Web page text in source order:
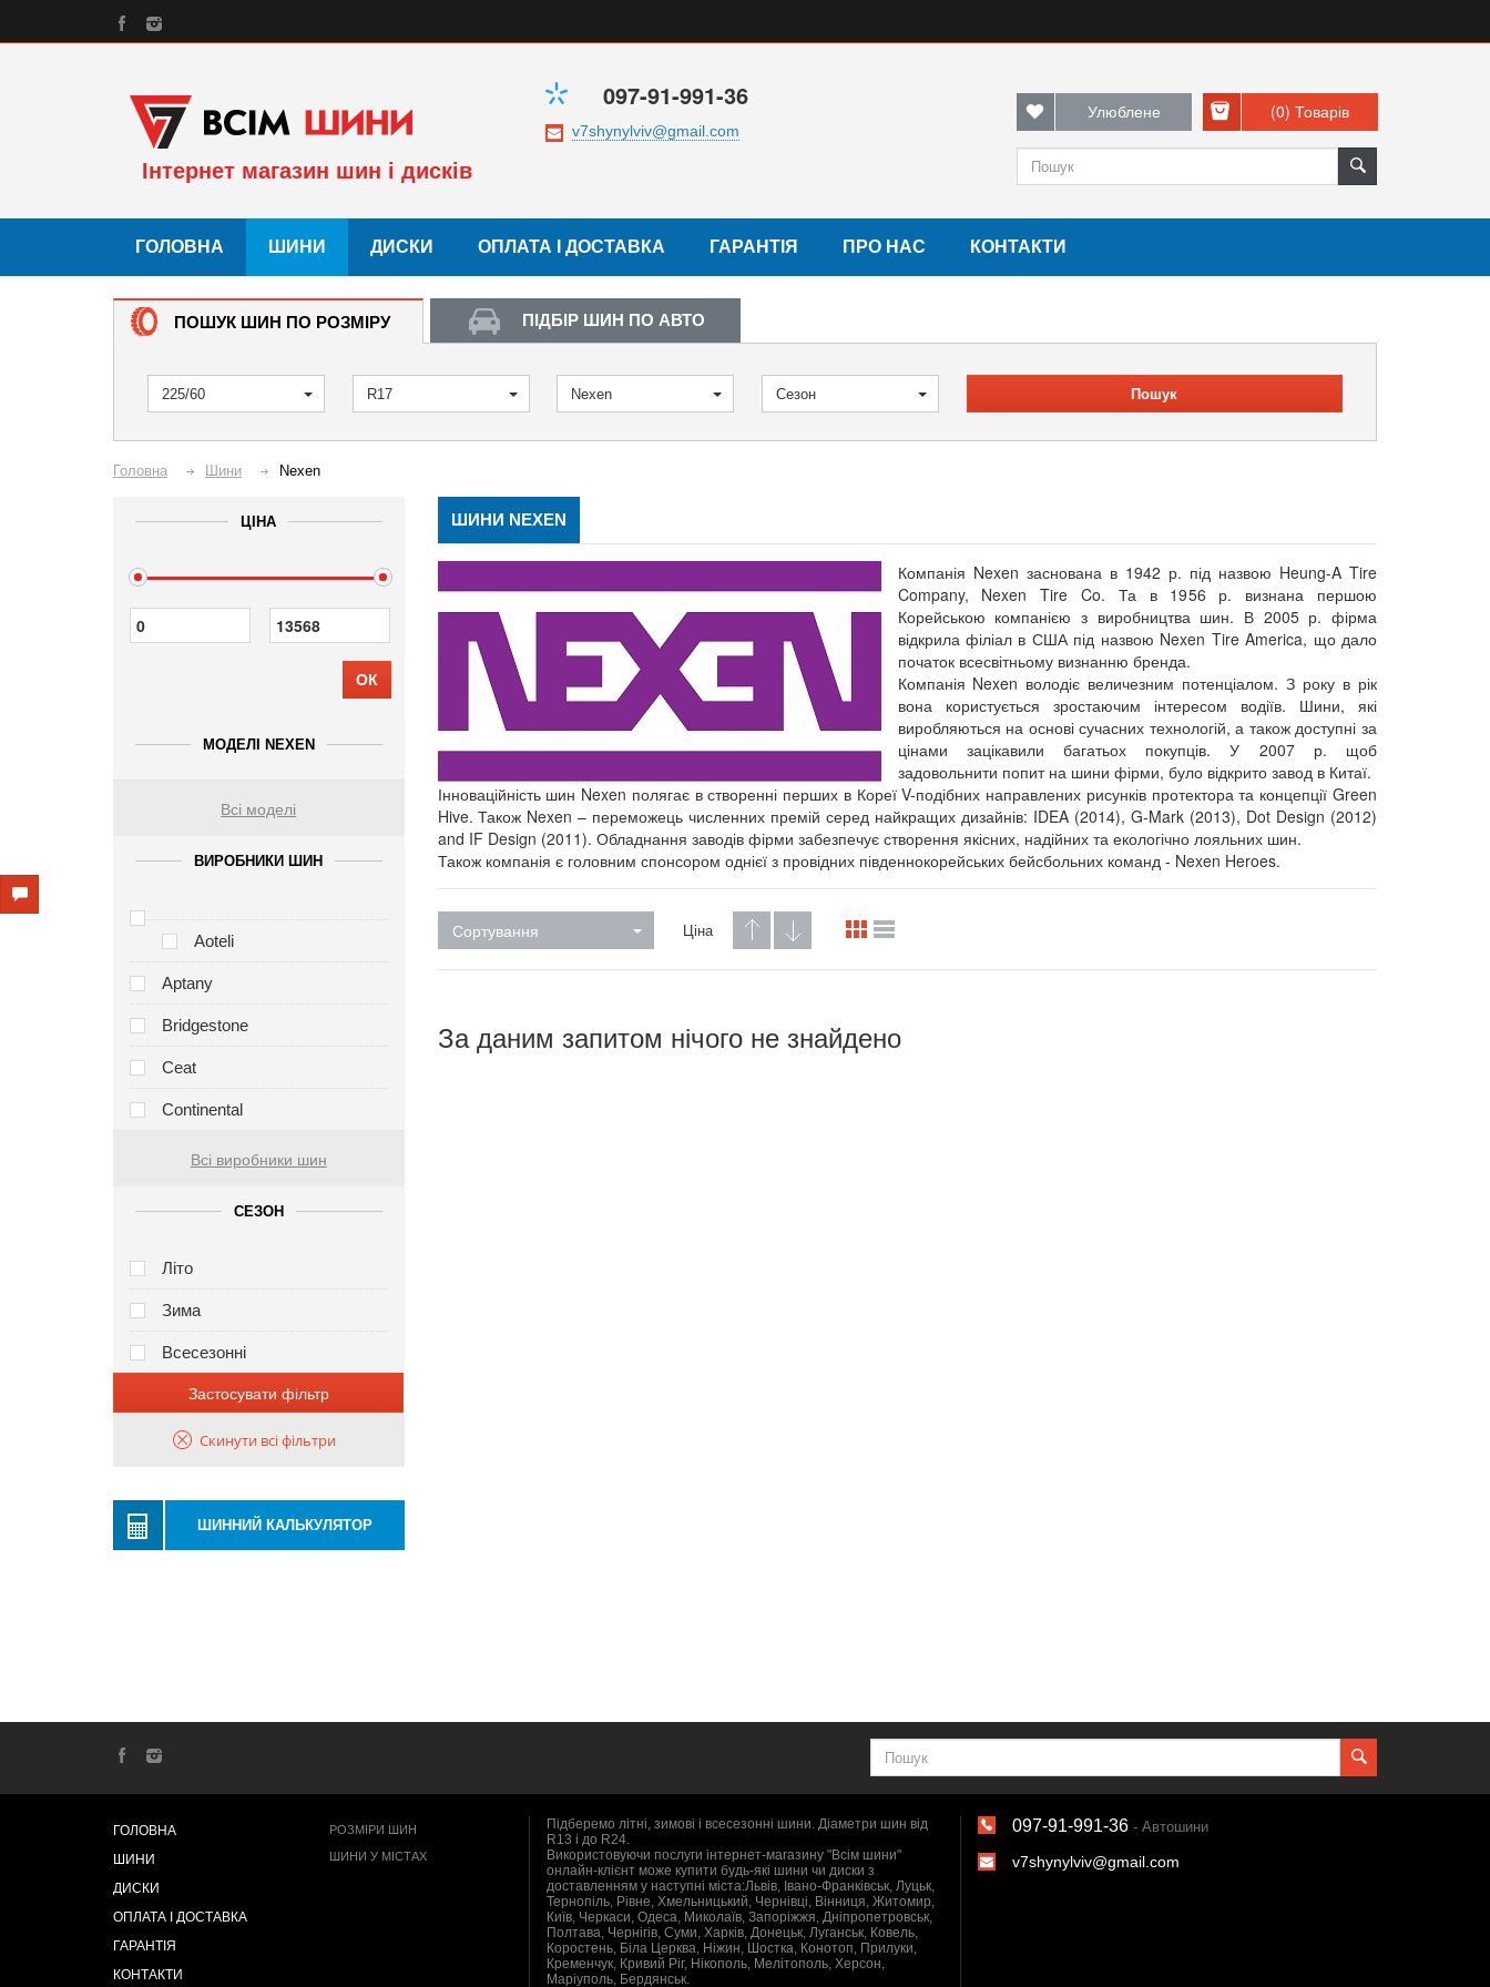
Інтернет магазин шин і дисків
097-91-991-36 Улюблене (0) Товарів
ГОЛОВНА ШИНИ ДИСКИ ОПЛАТА І ДОСТАВКА ГАРАНТІЯ ПРО НАС КОНТАКТИ
ПОШУК ШИН ПО РОЗМІРУ ПІДБІР ШИН ПО АВТО
225/60 R17 Nexen Сезон Пошук
Головна Шини Nexen
ЦІНА
ОК
МОДЕЛІ NEXEN
Всі моделі
ВИРОБНИКИ ШИН
Aoteli
Aptany
Bridgestone
Ceat
Continental
Всі виробники шин
СЕЗОН
Літо
Зима
Всесезонні
Застосувати фільтр
Скинути всі фільтри
ШИННИЙ КАЛЬКУЛЯТОР
ШИНИ NEXEN
Компанія Nexen заснована в 1942 р. під назвою Heung-A Tire
Company, Nexen Tire Co. Та в 1956 р. визнана першою
Корейською компанією з виробництва шин. В 2005 р. фірма
відкрила філіал в США під назвою Nexen Tire America, що дало
початок всесвітньому визнанню бренда.
Компанія Nexen володіє величезним потенціалом. З року в рік
вона користується зростаючим інтересом водіїв. Шини, які
виробляються на основі сучасних технологій, а також доступні за
цінами зацікавили багатьох покупців. У 2007 р. щоб
задовольнити попит на шини фірми, було відкрито завод в Китаї.
Інноваційність шин Nexen полягає в створенні перших в Кореї V-подібних направлених рисунків протектора та концепції Green
Hive. Також Nexen – переможець численних премій серед найкращих дизайнів: IDEA (2014), G-Mark (2013), Dot Design (2012)
and IF Design (2011). Обладнання заводів фірми забезпечує створення якісних, надійних та екологічно лояльних шин.
Також компанія є головним спонсором однієї з провідних південнокорейських бейсбольних команд - Nexen Heroes.
Сортування Ціна
За даним запитом нічого не знайдено
ГОЛОВНА
ШИНИ
ДИСКИ
ОПЛАТА І ДОСТАВКА
ГАРАНТІЯ
КОНТАКТИ
РОЗМІРИ ШИН
ШИНИ У МІСТАХ
Підберемо літні, зимові і всесезонні шини. Діаметри шин від
R13 і до R24.
Використовуючи послуги інтернет-магазину "Всім шини"
онлайн-клієнт може купити будь-які шини чи диски з
доставленням у наступні міста:Львів, Івано-Франківськ, Луцьк,
Тернопіль, Рівне, Хмельницький, Чернівці, Вінниця, Житомир,
Київ, Черкаси, Одеса, Миколаїв, Запоріжжя, Дніпропетровськ,
Полтава, Чернігів, Суми, Харків, Донецьк, Луганськ, Ковель,
Коростень, Біла Церква, Ніжин, Шостка, Конотоп, Прилуки,
Кременчук, Кривий Ріг, Нікополь, Мелітополь, Херсон,
Маріуполь, Бердянськ.
097-91-991-36 - Автошини